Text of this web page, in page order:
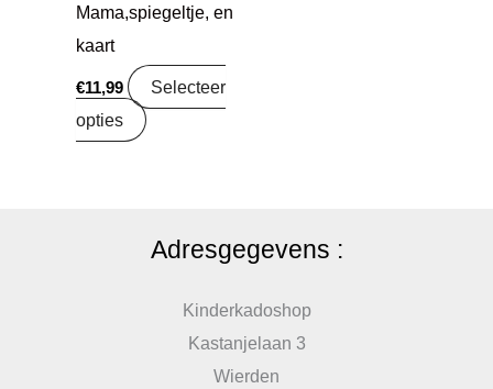
Mama,spiegeltje, en
kaart
€11,99
Selecteer
opties
Adresgegevens :
Kinderkadoshop
Kastanjelaan 3
Wierden